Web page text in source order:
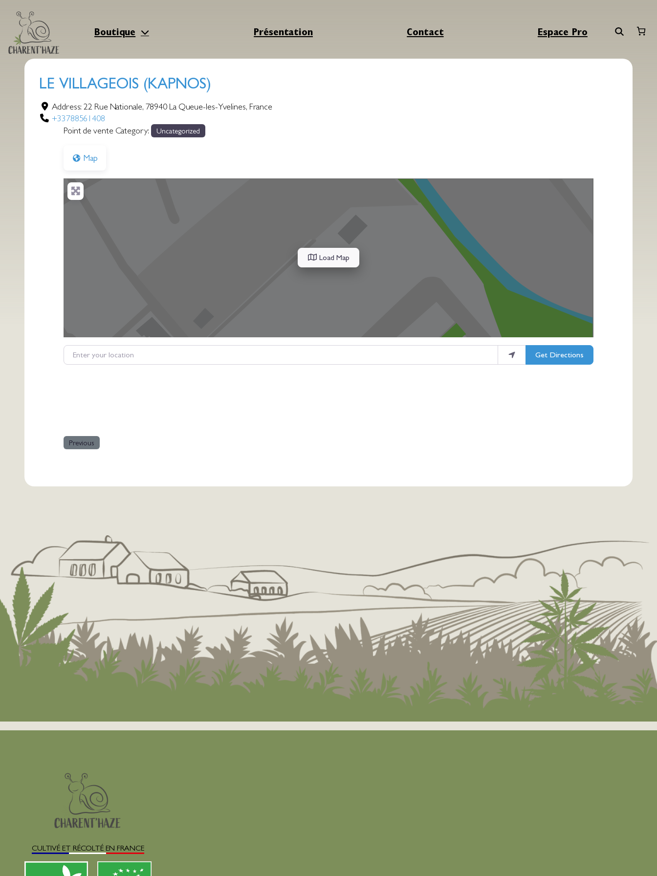
contenu
Boutique Présentation Contact Espace Pro
LE VILLAGEOIS (KAPNOS)
Address:22 Rue Nationale, 78940 La Queue-les-Yvelines, France
+33788561408
Point de vente Category:
Uncategorized
Map
Load Map
Enter your location
Get Directions
Previous
CULTIVÉ ET RÉCOLTÉ EN FRANCE